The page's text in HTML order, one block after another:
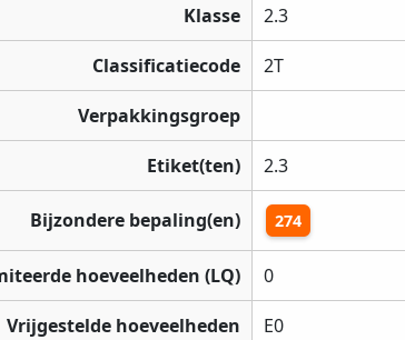
Klasse 2.3
Classificatiecode 2T
Verpakkingsgroep
Etiket(ten) 2.3
Bijzondere bepaling(en) 274
hoeveelheden (LQ) 0
Vrijgestelde hoeveelheden E0